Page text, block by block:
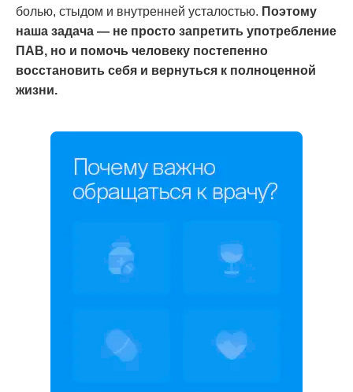
болью, стыдом и внутренней усталостью. Поэтому
наша задача — не просто запретить употребление
ПАВ, но и помочь человеку постепенно
восстановить себя и вернуться к полноценной
жизни.